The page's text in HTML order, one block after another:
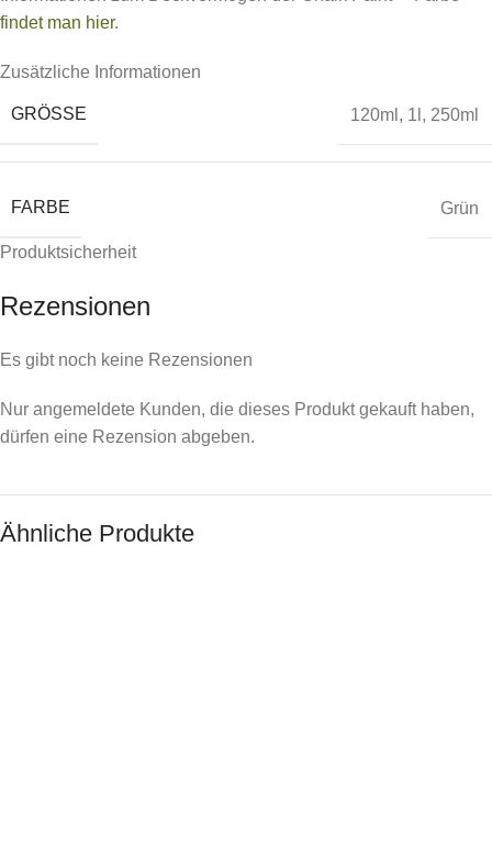
findet man hier.
Zusätzliche Informationen
GRÖSSE 120ml , 1l , 250ml
FARBE Grün
Produktsicherheit
Rezensionen
Es gibt noch keine Rezensionen
Nur angemeldete Kunden, die dieses Produkt gekauft haben,
dürfen eine Rezension abgeben.
Ähnliche Produkte